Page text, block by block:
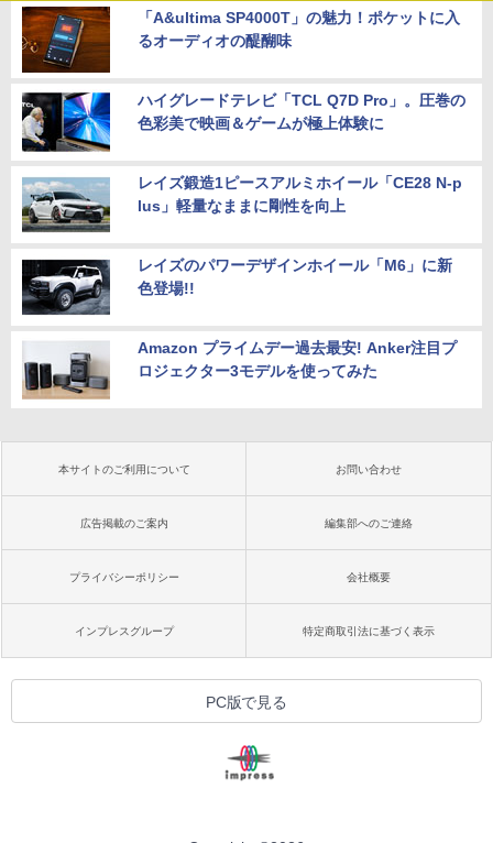
「A&ultima SP4000T」の魅力！ポケットに入
るオーディオの醍醐味
ハイグレードテレビ「TCL Q7D Pro」。圧巻の
色彩美で映画＆ゲームが極上体験に
レイズ鍛造1ピースアルミホイール「CE28 N-p
lus」軽量なままに剛性を向上
レイズのパワーデザインホイール「M6」に新
色登場!!
Amazon プライムデー過去最安! Anker注目プ
ロジェクター3モデルを使ってみた
本サイトのご利用について お問い合わせ
広告掲載のご案内 編集部へのご連絡
プライバシーポリシー 会社概要
インプレスグループ 特定商取引法に基づく表示
PC版で見る